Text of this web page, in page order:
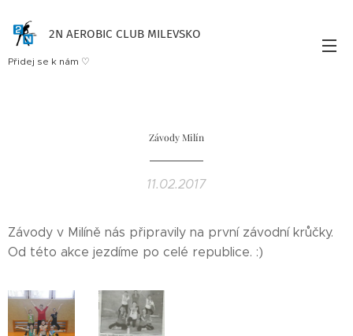
2N AEROBIC CLUB MILEVSKO
Přidej se k nám ♡
Závody Milín
11.02.2017
Závody v Milíně nás připravily na první závodní krůčky.
Od této akce jezdíme po celé republice. :)